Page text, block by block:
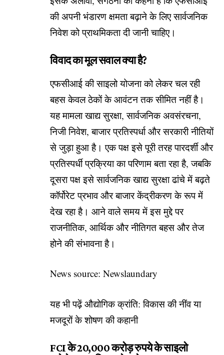
की अपनी भंडारण क्षमता बढ़ाने के लिए सार्वजनिक
निवेश को प्राथमिकता दी जानी चाहिए।
विवाद का मूल सवाल क्या है?
एफसीआई की साइलो योजना को लेकर चल रही
बहस केवल ठेकों के आवंटन तक सीमित नहीं है।
यह मामला खाद्य सुरक्षा, सार्वजनिक अवसंरचना,
निजी निवेश, बाजार प्रतिस्पर्धा और सरकारी नीतियों
से जुड़ा हुआ है। एक पक्ष इसे पूरी तरह पारदर्शी और
प्रतिस्पर्धी प्रक्रिया का परिणाम बता रहा है, जबकि
दूसरा पक्ष इसे सार्वजनिक खाद्य सुरक्षा ढांचे में बढ़ते
कॉर्पोरेट प्रभाव और बाजार केंद्रीकरण के रूप में
देख रहा है। आने वाले समय में इस मुद्दे पर
राजनीतिक, आर्थिक और नीतिगत बहस और तेज
होने की संभावना है।
News source: Newslaundary
यह भी पढ़ेंऔद्योगिक क्रांति: विकास की नींव या
मजदूरों के शोषण की कहानी
FCI के 20,000 करोड़ रुपये के साइलो